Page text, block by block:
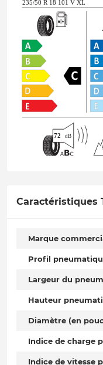
Caractéristiques
Marque
Profil
Largeur du
Hauteur
Diamètre (en
Indice de charge
Indice de vitesse